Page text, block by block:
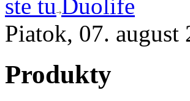
ste tu Duolife
Piatok, 07. august
Produkty